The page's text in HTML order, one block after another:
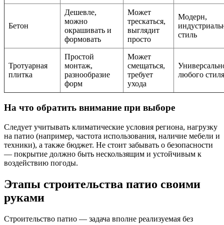
Бетон
Дешевле,
можно
окрашивать и
формовать
Может
трескаться,
выглядит
просто
Модерн,
стиль
Тротуарная
плитка
Простой
монтаж,
разнообразие
форм
Может
смещаться,
требует
ухода
любого стиля
На что обратить внимание при выборе
Следует учитывать климатические условия региона, нагрузку
на патио (например, частота использования, наличие мебели и
техники), а также бюджет. Не стоит забывать о безопасности
— покрытие должно быть нескользящим и устойчивым к
воздействию погоды.
Этапы строительства патио своими
руками
Строительство патио — задача вполне реализуемая без